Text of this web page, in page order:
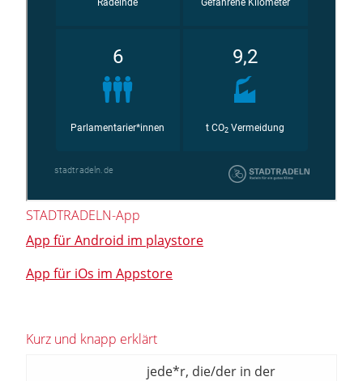
STADTRADELN-App
App für Android im playstore
App für iOs im Appstore
Kurz und knapp erklärt
jede*r, die/der in der